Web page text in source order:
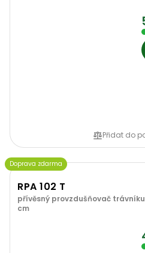
Přidat do
Doprava zdarma
RPA 102 T
přívěsný provzdušňovač trávníku
cm